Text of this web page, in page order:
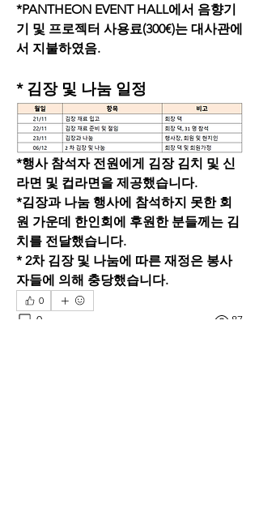
*PANTHEON EVENT HALL에서 음향기
기 및 프로젝터 사용료(300€)는 대사관에
서 지불하였음.
* 김장 및 나눔 일정
*행사 참석자 전원에게 김장 김치 및 신
라면 및 컵라면을 제공했습니다.
*김장과 나눔 행사에 참석하지 못한 회
원 가운데 한인회에 후원한 분들께는 김
치를 전달했습니다.
* 2차 김장 및 나눔에 따른 재정은 봉사
자들에 의해 충당했습니다.
0
0 87